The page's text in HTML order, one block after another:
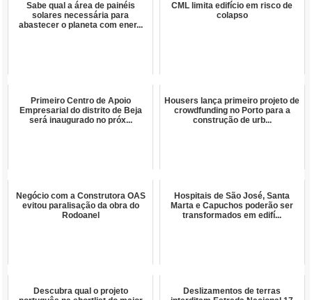
Sabe qual a área de painéis
solares necessária para
abastecer o planeta com ener...
CML limita edifício em risco de
colapso
Primeiro Centro de Apoio
Empresarial do distrito de Beja
será inaugurado no próx...
Housers lança primeiro projeto de
crowdfunding no Porto para a
construção de urb...
Negócio com a Construtora OAS
evitou paralisação da obra do
Rodoanel
Hospitais de São José, Santa
Marta e Capuchos poderão ser
transformados em edifí...
Descubra qual o projeto
Deslizamentos de terras